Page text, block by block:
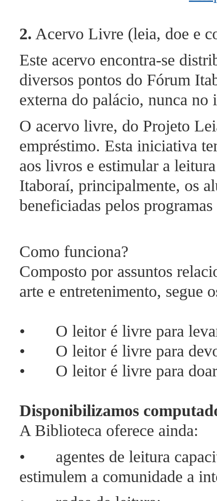
2. Acervo Livre (leia, doe e
Este acervo encontra-se
diversos pontos do Fórum
externa do palácio, nunca
O acervo livre, do Projeto
empréstimo. Esta iniciativa
aos livros e estimular a
Itaboraí, principalmente, os
beneficiadas pelos
Como funciona?
Composto por assuntos
arte e entretenimento, segue
• O leitor é livre para levar
• O leitor é livre para
• O leitor é livre para doar
Disponibilizamos
A Biblioteca oferece ainda:
• agentes de leitura
estimulem a comunidade a